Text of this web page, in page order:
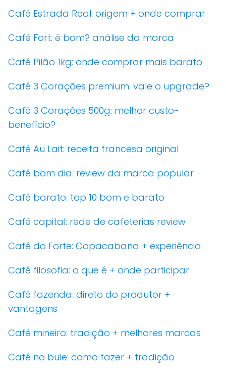
Café Estrada Real: origem + onde comprar
Café Fort: é bom? análise da marca
Café Pilão 1kg: onde comprar mais barato
Café 3 Corações premium: vale o upgrade?
Café 3 Corações 500g: melhor custo-
benefício?
Café Au Lait: receita francesa original
Café bom dia: review da marca popular
Café barato: top 10 bom e barato
Café capital: rede de cafeterias review
Café do Forte: Copacabana + experiência
Café filosofia: o que é + onde participar
Café fazenda: direto do produtor +
vantagens
Café mineiro: tradição + melhores marcas
Café no bule: como fazer + tradição